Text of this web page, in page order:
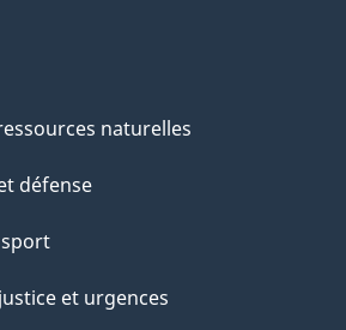
naturelles
défense
et urgences